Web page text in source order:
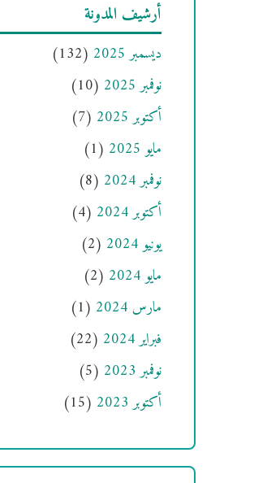
أرشيف المدونة
ديسمبر 2025
(132)
نوفمبر 2025
(10)
أكتوبر 2025
(7)
مايو 2025
(1)
نوفمبر 2024
(8)
أكتوبر 2024
(4)
يونيو 2024
(2)
مايو 2024
(2)
مارس 2024
(1)
فبراير 2024
(22)
نوفمبر 2023
(5)
أكتوبر 2023
(15)